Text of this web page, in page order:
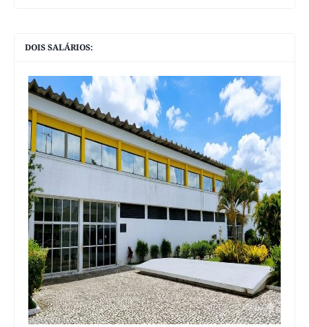
DOIS SALÁRIOS: